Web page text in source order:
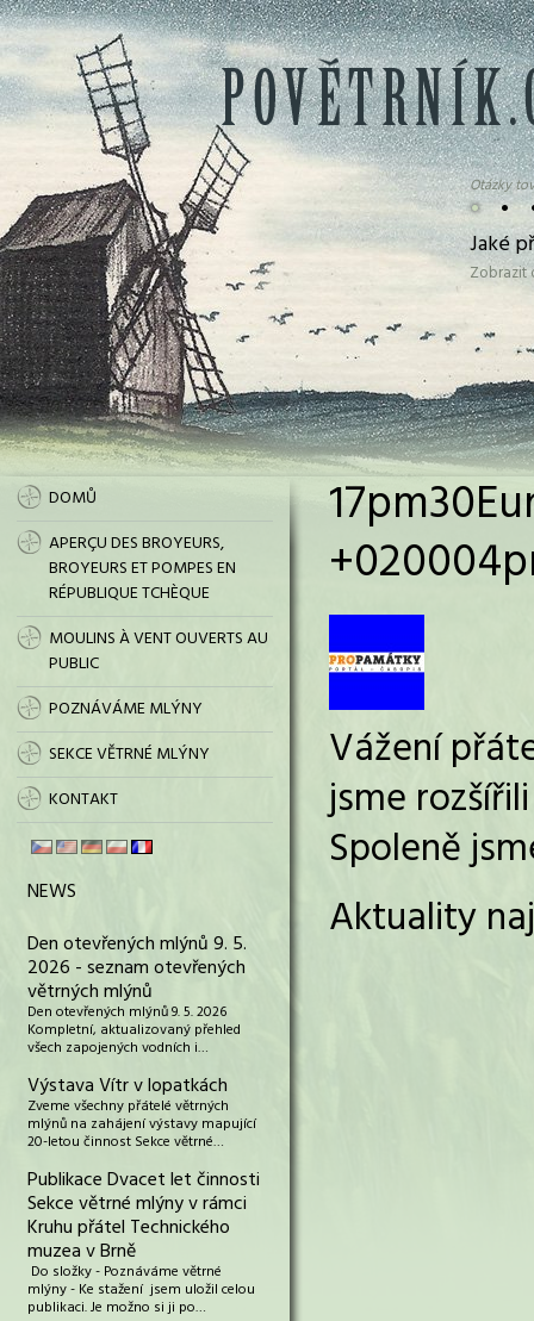
• •
Otázky
Jaké
DOMŮ
APERÇU DES BROYEURS,
BROYEURS ET POMPES EN
RÉPUBLIQUE TCHÈQUE
MOULINS À VENT OUVERTS AU
PUBLIC
POZNÁVÁME MLÝNY
SEKCE VĚTRNÉ MLÝNY
KONTAKT
NEWS
Den otevřených mlýnů 9. 5.
2026 - seznam otevřených
větrných mlýnů
Den otevřených mlýnů 9. 5. 2026
Kompletní, aktualizovaný přehled
všech zapojených vodních i…
Výstava Vítr v lopatkách
Zveme všechny přátelé větrných
mlýnů na zahájení výstavy mapující
20-letou činnost Sekce větrné…
Publikace Dvacet let činnosti
Sekce větrné mlýny v rámci
Kruhu přátel Technického
muzea v Brně
Do složky - Poznáváme větrné
mlýny - Ke stažení jsem uložil celou
publikaci. Je možno si ji po…
Vážení
jsme
Spoleně
Aktuality